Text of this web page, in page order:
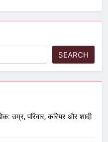
SEARCH
उम्र, परिवार, करियर और शादी